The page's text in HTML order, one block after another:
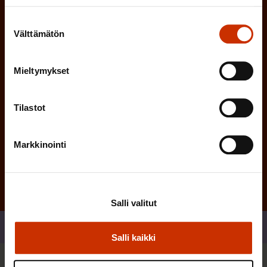
valinta
Välttämätön
Mieltymykset
Tilastot
Markkinointi
Salli kaikki
Salli valitut